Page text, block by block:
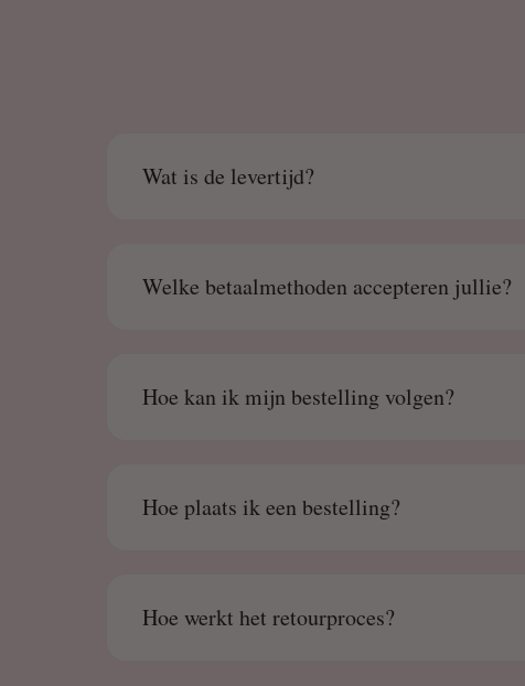
Wat is de levertijd?
Welke betaalmethoden accepteren jullie?
Hoe kan ik mijn bestelling volgen?
Hoe plaats ik een bestelling?
Hoe werkt het retourproces?